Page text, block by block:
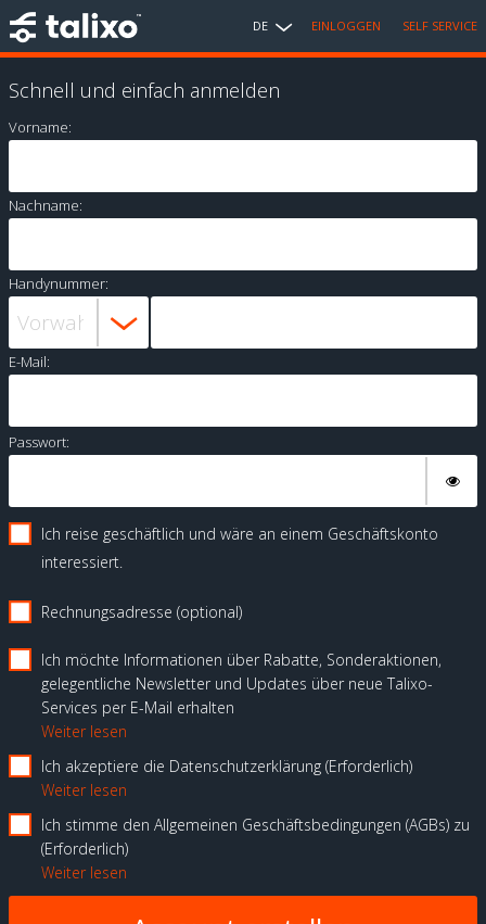
DE EINLOGGEN SELF SERVICE
Schnell und einfach anmelden
Vorname:
Nachname:
Handynummer:
E-Mail:
Passwort:
Ich reise geschäftlich und wäre an einem Geschäftskonto
interessiert.
Rechnungsadresse (optional)
Ich möchte Informationen über Rabatte, Sonderaktionen,
gelegentliche Newsletter und Updates über neue Talixo-
Services per E-Mail erhalten
Weiter lesen
Ich akzeptiere die Datenschutzerklärung Erforderlich
Weiter lesen
Ich stimme den Allgemeinen Geschäftsbedingungen (AGBs) zu
Erforderlich
Weiter lesen